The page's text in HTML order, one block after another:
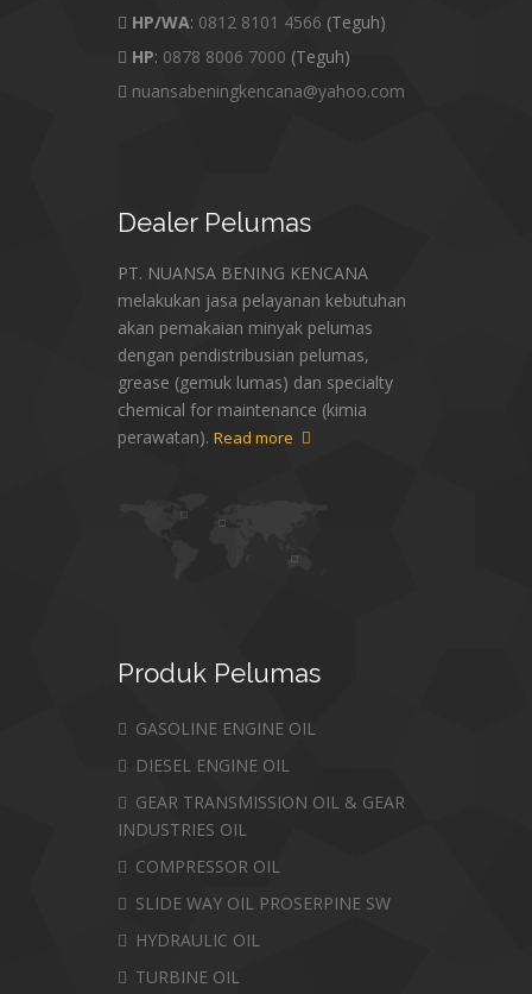
HP/WA: 0812 8101 4566 (Teguh)
HP: 0878 8006 7000 (Teguh)
nuansabeningkencana@yahoo.com
DealerPelumas
PT. NUANSA BENING KENCANA
melakukan jasa pelayanan kebutuhan
akan pemakaian minyak pelumas
dengan pendistribusian pelumas,
grease (gemuk lumas) dan specialty
chemical for maintenance (kimia
perawatan). Read more
Produk Pelumas
GASOLINE ENGINE OIL
DIESEL ENGINE OIL
GEAR TRANSMISSION OIL & GEAR
INDUSTRIES OIL
COMPRESSOR OIL
SLIDE WAY OIL PROSERPINE SW
HYDRAULIC OIL
TURBINE OIL